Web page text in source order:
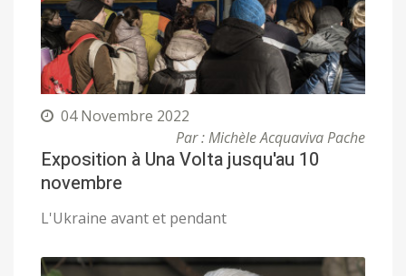
04 Novembre 2022
Par : Michèle Acquaviva Pache
Exposition à Una Volta jusqu'au 10
novembre
L'Ukraine avant et pendant